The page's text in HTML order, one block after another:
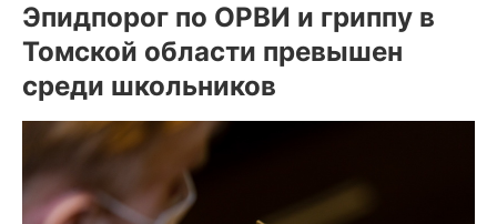
Эпидпорог по ОРВИ и гриппу в
Томской области превышен
среди школьников